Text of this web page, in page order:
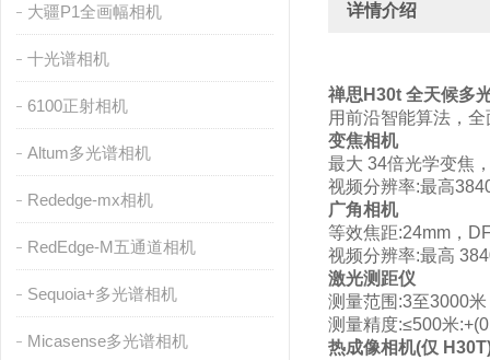
大疆P1全画幅相机
十光谱相机
6100正射相机
Altum多光谱相机
Rededge-mx相机
RedEdge-M五通道相机
Sequoia+多光谱相机
Micasense多光谱相机
详情介绍
禅思H30t 全天候多
用前沿智能算法，
变焦相机
最大 34倍光学变焦
视频分辨率:最高
广角相机
等效焦距:24mm，
视频分辨率:最高
激光测距仪
测量范围:3至3000米
测量精度:≤500米
热成像相机(仅